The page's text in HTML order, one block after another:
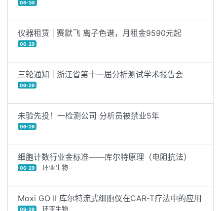
06-30
仪器租赁 | 赛默飞 离子色谱，月租金9590元起
06-29
三轮通知 | 浙江省第十一届分析测试学术报告会
06-29
未验先投！一检测公司 分析员被禁业5年
06-29
细胞计数行业金标准——库尔特原理（电阻抗法）
06-29 环亚生物
Moxi GO II 库尔特流式细胞仪在CAR-T疗法中的应用
06-29 环亚生物